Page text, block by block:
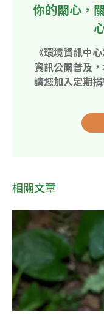
你的關心，
《環境資訊中
資訊公開普及
請您加入定期
相關文章